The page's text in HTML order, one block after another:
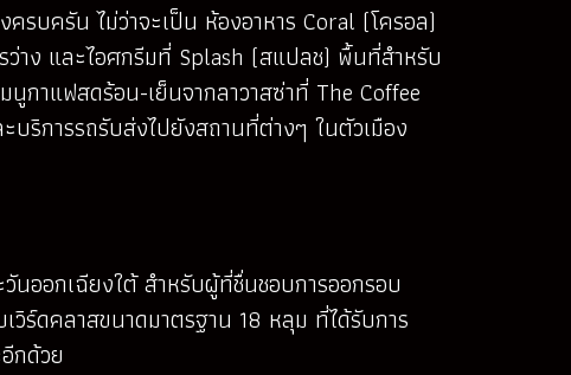
บครัน ไม่ว่าจะเป็น ห้องอาหาร Coral (โครอล)
ว่าง และไอศกรีมที่ Splash (สแปลช) พื้นที่สำหรับ
นูกาแฟสดร้อน-เย็นจากลาวาสซ่าที่ The Coffee
ริการรถรับส่งไปยังสถานที่ต่างๆ ในตัวเมือง
นออกเฉียงใต้ สำหรับผู้ที่ชื่นชอบการออกรอบ
ดคลาสขนาดมาตรฐาน 18 หลุม ที่ได้รับการ
กด้วย